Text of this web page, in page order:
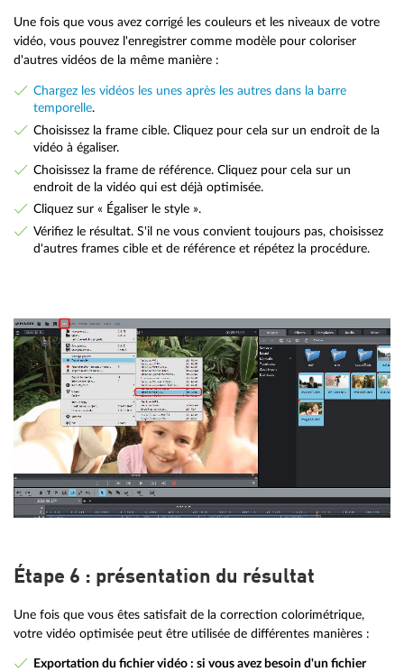
Une fois que vous avez corrigé les couleurs et les niveaux de votre
vidéo, vous pouvez l'enregistrer comme modèle pour coloriser
d'autres vidéos de la même manière :
Chargez les vidéos les unes après les autres dans la barre
temporelle.
Choisissez la frame cible. Cliquez pour cela sur un endroit de la
vidéo à égaliser.
Choisissez la frame de référence. Cliquez pour cela sur un
endroit de la vidéo qui est déjà optimisée.
Cliquez sur « Égaliser le style ».
Vérifiez le résultat. S'il ne vous convient toujours pas, choisissez
d'autres frames cible et de référence et répétez la procédure.
Étape 6 : présentation du résultat
Une fois que vous êtes satisfait de la correction colorimétrique,
votre vidéo optimisée peut être utilisée de différentes manières :
Exportation du fichier vidéo : si vous avez besoin d'un fichier